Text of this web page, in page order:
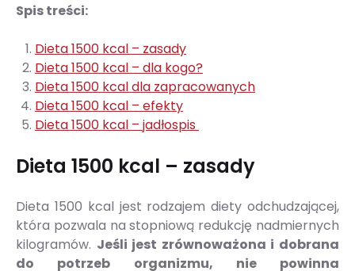
Spis treści:
Dieta 1500 kcal – zasady
Dieta 1500 kcal – dla kogo?
Dieta 1500 kcal dla zapracowanych
Dieta 1500 kcal – efekty
Dieta 1500 kcal – jadłospis
Dieta 1500 kcal – zasady
Dieta 1500 kcal jest rodzajem diety odchudzającej,
która pozwala na stopniową redukcję nadmiernych
kilogramów. Jeśli jest zrównoważona i dobrana
do potrzeb organizmu, nie powinna